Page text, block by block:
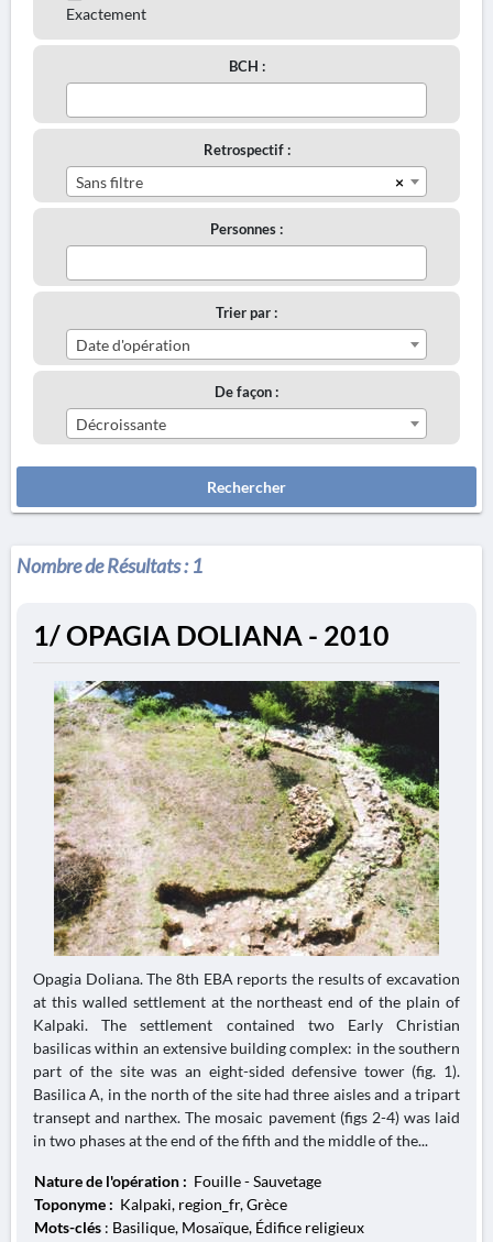
Exactement
BCH :
Retrospectif :
×
Sans filtre
Personnes :
Trier par :
Date d'opération
De façon :
Décroissante
Rechercher
Nombre de Résultats :1
1/ OPAGIA DOLIANA - 2010
Opagia Doliana. The 8th EBA reports the results of excavation
at this walled settlement at the northeast end of the plain of
Kalpaki. The settlement contained two Early Christian
basilicas within an extensive building complex: in the southern
part of the site was an eight-sided defensive tower (fig. 1).
Basilica A, in the north of the site had three aisles and a tripart
transept and narthex. The mosaic pavement (figs 2-4) was laid
in two phases at the end of the fifth and the middle of the...
Nature de l'opération : Fouille - Sauvetage
Toponyme : Kalpaki, region_fr, Grèce
Mots-clés : Basilique, Mosaïque, Édifice religieux